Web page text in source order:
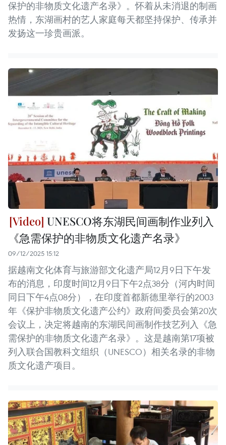
保护的非物质文化遗产名录》。怀着从未消退的制画
热情，东湖画村的艺人家庭每天都坚持保护、传承并
发扬这一珍贵画派。
UNESCO将东湖民间画制作业列入
《急需保护的非物质文化遗产名录》
09/12/2025 15:12
据越南文化体育与旅游部文化遗产局12月9日下午发
布的消息，印度时间12月9日下午2点38分（河内时间
同日下午4点08分），在印度首都新德里举行的2003
年《保护非物质文化遗产公约》政府间委员会第20次
会议上，决定将越南的东湖民间画制作技艺列入《急
需保护的非物质文化遗产名录》。这是越南第17项被
列入联合国教科文组织（UNESCO）相关名录的非物
质文化遗产项目。